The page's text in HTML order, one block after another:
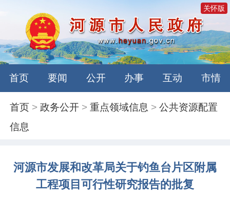
关怀版
首页 要闻 公开 办事 互动 市情
首页 >政务公开 >重点领域信息 >公共资源配置
信息
河源市发展和改革局关于钓鱼台片区附属
工程项目可行性研究报告的批复